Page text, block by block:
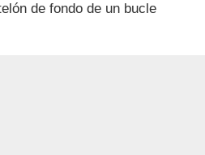
de fondo de un bucle